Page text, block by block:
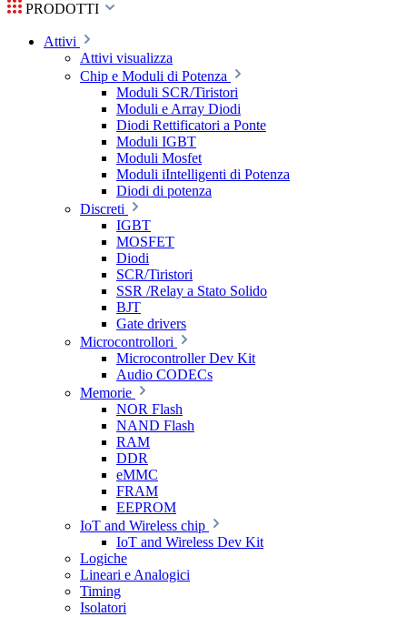
PRODOTTI
Attivi
Attivi visualizza
Chip e Moduli di Potenza
Moduli SCR/Tiristori
Moduli e Array Diodi
Diodi Rettificatori a Ponte
Moduli IGBT
Moduli Mosfet
Moduli iIntelligenti di Potenza
Diodi di potenza
Discreti
IGBT
MOSFET
Diodi
SCR/Tiristori
SSR /Relay a Stato Solido
BJT
Gate drivers
Microcontrollori
Microcontroller Dev Kit
Audio CODECs
Memorie
NOR Flash
NAND Flash
RAM
DDR
eMMC
FRAM
EEPROM
IoT and Wireless chip
IoT and Wireless Dev Kit
Logiche
Lineari e Analogici
Timing
Isolatori